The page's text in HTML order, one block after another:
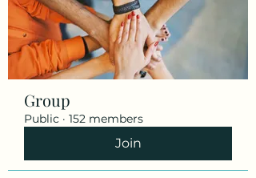
Group
Public · 152 members
Join